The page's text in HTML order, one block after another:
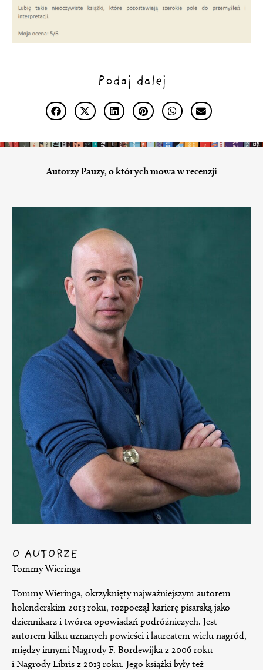
Podaj dalej
Autorzy Pauzy, o których mowa w recenzji
O AUTORZE
Tommy Wieringa
Tommy Wieringa, okrzyknięty najważniejszym autorem
holenderskim 2013 roku, rozpoczął karierę pisarską jako
dziennikarz i twórca opowiadań podróżniczych. Jest
autorem kilku uznanych powieści i laureatem wielu nagród,
między innymi Nagrody F. Bordewijka z 2006 roku
i Nagrody Libris z 2013 roku. Jego książki były też